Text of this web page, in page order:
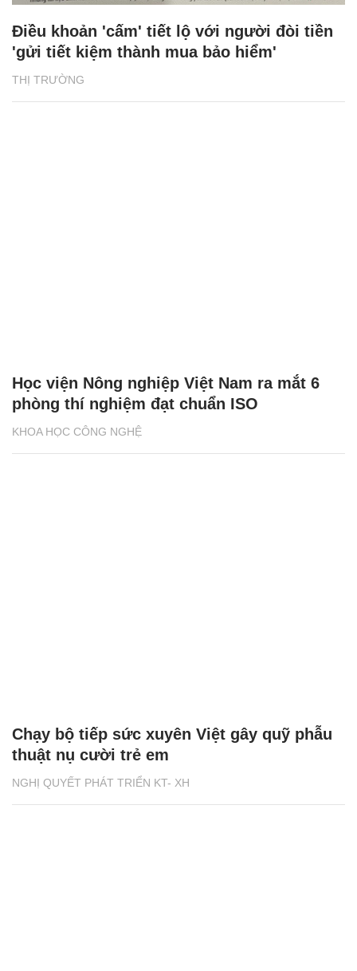
THỊ TRƯỜNG
Điều khoản 'cấm' tiết lộ với người đòi tiền
'gửi tiết kiệm thành mua bảo hiểm'
KHOA HỌC CÔNG NGHỆ
Học viện Nông nghiệp Việt Nam ra mắt 6
phòng thí nghiệm đạt chuẩn ISO
NGHỊ QUYẾT PHÁT TRIỂN KT- XH
Chạy bộ tiếp sức xuyên Việt gây quỹ phẫu
thuật nụ cười trẻ em